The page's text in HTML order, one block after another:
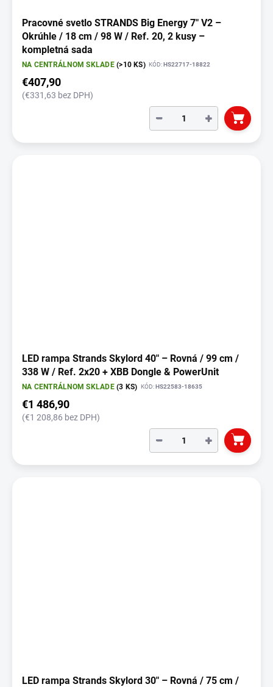
Pracovné svetlo STRANDS Big Energy 7" V2 –
Okrúhle / 18 cm / 98 W / Ref. 20, 2 kusy –
kompletná sada
NA CENTRÁLNOM SKLADE(>10 KS) KÓD:HS22717-18822
€407,90
(€331,63 bez DPH)
+
−
LED rampa Strands Skylord 40" – Rovná / 99 cm /
338 W / Ref. 2x20 + XBB Dongle & PowerUnit
NA CENTRÁLNOM SKLADE(3 KS) KÓD:HS22583-18635
€1 486,90
(€1 208,86 bez DPH)
+
−
LED rampa Strands Skylord 30" – Rovná / 75 cm /